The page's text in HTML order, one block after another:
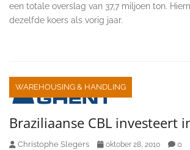
een totale overslag van 37,7 miljoen ton.
dezelfde koers als vorig jaar.
WAREHOUSING & HANDLING
Braziliaanse CBL investeert
Christophe Slegers oktober 28, 2010 0